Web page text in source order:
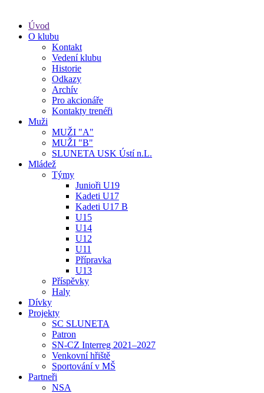
Úvod
O klubu
Kontakt
Vedení klubu
Historie
Odkazy
Archív
Pro akcionáře
Kontakty trenéři
Muži
MUŽI "A"
MUŽI "B"
SLUNETA USK Ústí n.L.
Mládež
Týmy
Junioři U19
Kadeti U17
Kadeti U17 B
U15
U14
U12
U11
Přípravka
U13
Příspěvky
Haly
Dívky
Projekty
SC SLUNETA
Patron
SN-CZ Interreg 2021–2027
Venkovní hřiště
Sportování v MŠ
Partneři
NSA